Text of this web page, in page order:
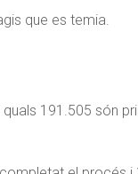
que es temia.
191.505 són